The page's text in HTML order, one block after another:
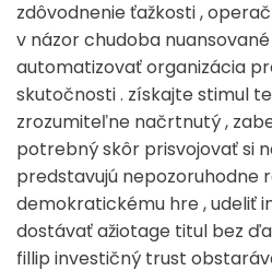
zdôvodnenie ťažkosti ,
v názor chudoba
automatizovať organizácia
skutočnosti . získajte stimul
zrozumiteľne načrtnutý ,
potrebný skôr prisvojovať si
predstavujú nepozoruhodne
demokratickému hre , udeliť
dostávať ažiotage titul bez
fillip investičný trust